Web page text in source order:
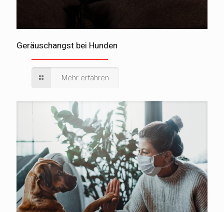
Geräuschangst bei Hunden
Mehr erfahren